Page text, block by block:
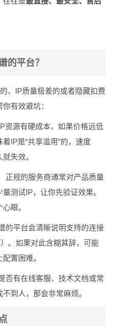
的平台？
、IP质量极差的或者隐藏扣费
有效避坑：
资源有硬成本，如果价格远低
IP是“共享滥用”的，速度
失效。
正规的服务商通常对产品质量
测试IP，让你先验证效果。
眼。
的平台会清晰说明支持的连接
。如果对此含糊其辞，可能
置困难。
否有在线客服、技术文档或常
到人，那会非常麻烦。